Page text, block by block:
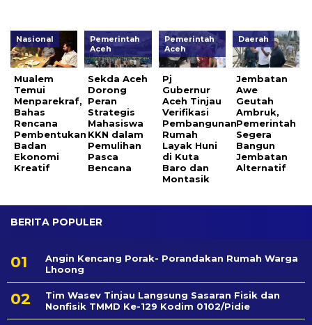
Nasional
Mualem
Temui
Menparekraf,
Bahas
Rencana
Pembentukan
Badan
Ekonomi
Kreatif
Pemerintah
Aceh
Sekda Aceh
Dorong
Peran
Strategis
Mahasiswa
KKN dalam
Pemulihan
Pasca
Bencana
Pemerintah
Aceh
Pj
Gubernur
Aceh Tinjau
Verifikasi
Pembangunan
Rumah
Layak Huni
di Kuta
Baro dan
Montasik
Daerah
Jembatan
Awe
Geutah
Ambruk,
Pemerintah
Segera
Bangun
Jembatan
Alternatif
BERITA POPULER
Angin Kencang Porak- Porandakan Rumah Warga
Lhoong
Tim Wasev Tinjau Langsung Sasaran Fisik dan
Nonfisik TMMD Ke-129 Kodim 0102/Pidie